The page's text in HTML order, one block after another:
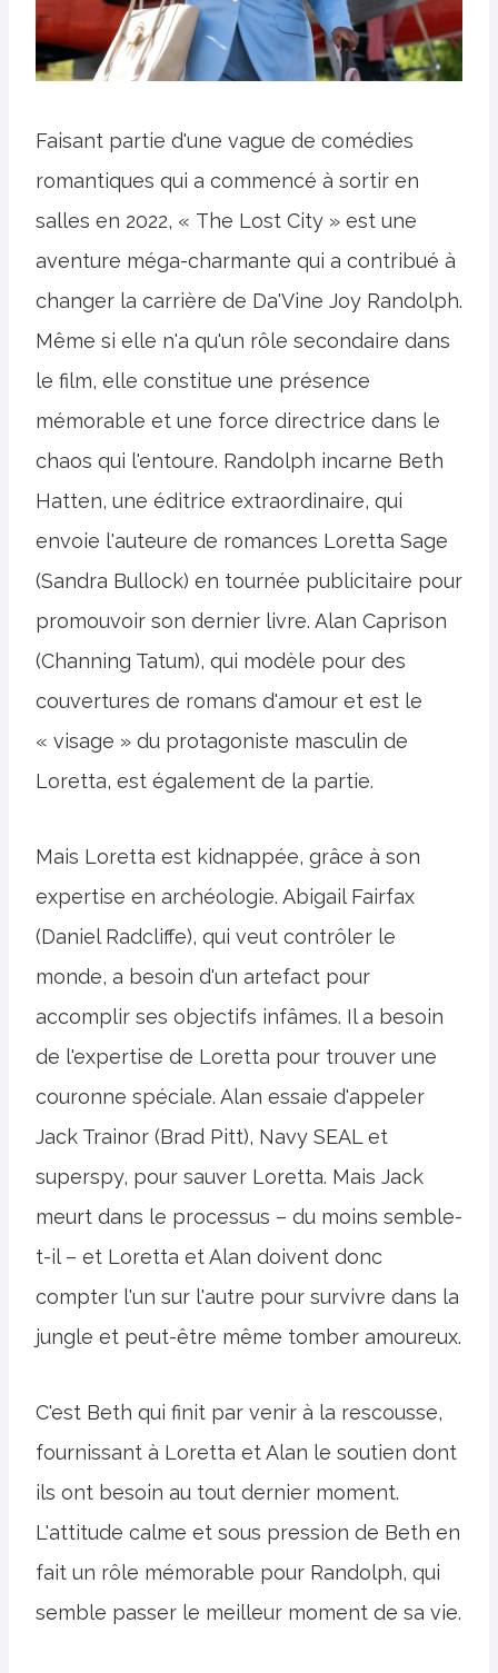
Faisant partie d'une vague de comédies
romantiques qui a commencé à sortir en
salles en 2022, « The Lost City » est une
aventure méga-charmante qui a contribué à
changer la carrière de Da'Vine Joy Randolph.
Même si elle n'a qu'un rôle secondaire dans
le film, elle constitue une présence
mémorable et une force directrice dans le
chaos qui l'entoure. Randolph incarne Beth
Hatten, une éditrice extraordinaire, qui
envoie l'auteure de romances Loretta Sage
(Sandra Bullock) en tournée publicitaire pour
promouvoir son dernier livre. Alan Caprison
(Channing Tatum), qui modèle pour des
couvertures de romans d'amour et est le
« visage » du protagoniste masculin de
Loretta, est également de la partie.
Mais Loretta est kidnappée, grâce à son
expertise en archéologie. Abigail Fairfax
(Daniel Radcliffe), qui veut contrôler le
monde, a besoin d'un artefact pour
accomplir ses objectifs infâmes. Il a besoin
de l'expertise de Loretta pour trouver une
couronne spéciale. Alan essaie d'appeler
Jack Trainor (Brad Pitt), Navy SEAL et
superspy, pour sauver Loretta. Mais Jack
meurt dans le processus – du moins semble-
t-il – et Loretta et Alan doivent donc
compter l'un sur l'autre pour survivre dans la
jungle et peut-être même tomber amoureux.
C'est Beth qui finit par venir à la rescousse,
fournissant à Loretta et Alan le soutien dont
ils ont besoin au tout dernier moment.
L'attitude calme et sous pression de Beth en
fait un rôle mémorable pour Randolph, qui
semble passer le meilleur moment de sa vie.